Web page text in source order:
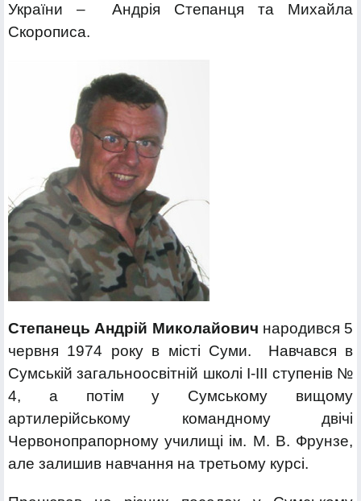
України – Андрія Степанця та Михайла
Скорописа.
Степанець Андрій Миколайович народився 5
червня 1974 року в місті Суми. Навчався в
Сумській загальноосвітній школі І-ІІІ ступенів №
4, а потім у Сумському вищому
артилерійському командному двічі
Червонопрапорному училищі ім. М. В. Фрунзе,
але залишив навчання на третьому курсі.